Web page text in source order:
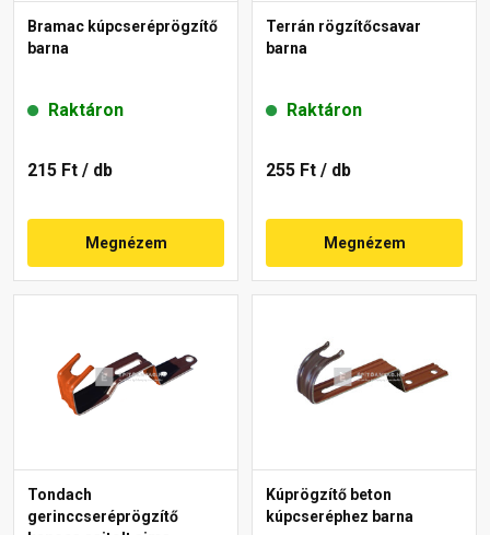
Bramac kúpcseréprögzítő
barna
Raktáron
215 Ft / db
Megnézem
Terrán rögzítőcsavar
barna
Raktáron
255 Ft / db
Megnézem
Tondach
gerinccseréprögzítő
Kúprögzítő beton
kúpcseréphez barna